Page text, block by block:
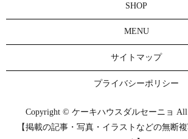
SHOP
MENU
サイトマップ
プライバシーポリシー
Copyright © ケーキハウスダルセーニョ All
【掲載の記事・写真・イラストなどの無断